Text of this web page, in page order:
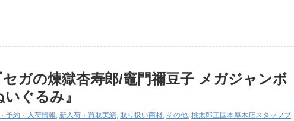
セガの煉獄杏寿郎/竈門禰豆子 ​メガジャンボ
ぐるみ』
予約・入荷情報, 新入荷・買取実績, 取り扱い商材, その他, 桃太郎王国本厚木店スタッフブ